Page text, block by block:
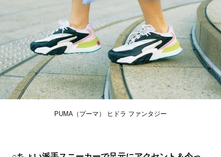
PUMA（プーマ） ヒドラ ファンタジー